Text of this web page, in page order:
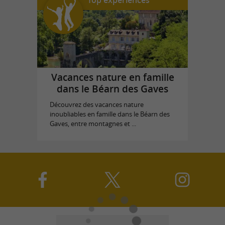
Vacances nature en famille
dans le Béarn des Gaves
Découvrez des vacances nature
inoubliables en famille dans le Béarn des
Gaves, entre montagnes et ...